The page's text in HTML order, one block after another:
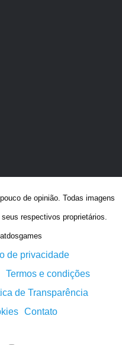
de opinião. Todas imagens
respectivos proprietários.
de privacidade
Termos e condições
de Transparência
Contato